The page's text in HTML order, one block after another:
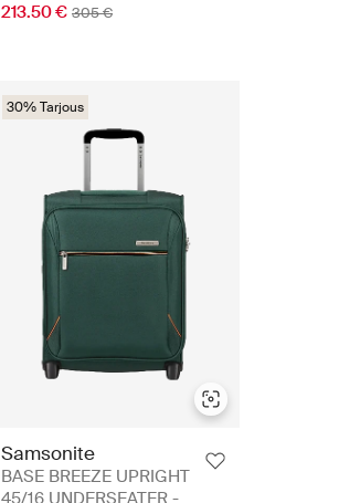
213.50 € 305 €
30% Tarjous
Samsonite
BASE BREEZE UPRIGHT